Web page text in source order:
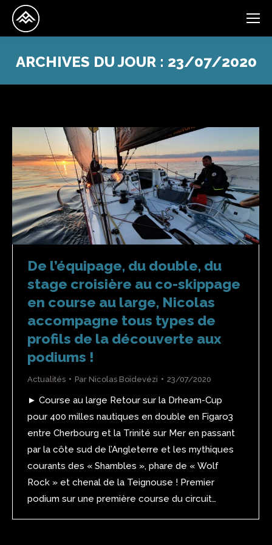
ARCHIVES DU JOUR : 23/07/2020
De l’équipage, du double, du
stage croisière au co-skippage
en course au large, Nicolas
accompagne tous types de
profils de la découverte aux
podiums !
Actualités Par Nicolas Boidevézi 23/07/2020
► Course au large Retour sur la Drheam-Cup
pour 400 milles nautiques en double en Figaro3
entre Cherbourg et la Trinité sur Mer en passant
par la côte sud de l’Angleterre et les mythiques
courants des « Shambles », phare de « Wolf
Rock » et chenal de la Teignouse ! Premier
podium sur une première course du circuit…